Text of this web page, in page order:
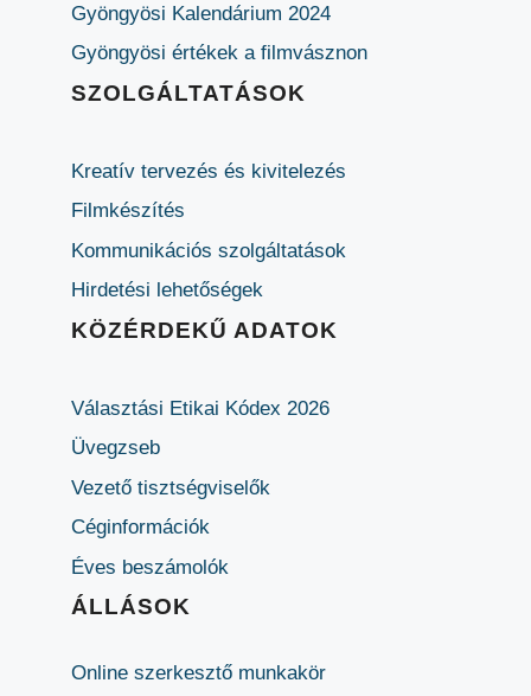
Gyöngyösi Kalendárium 2024
Gyöngyösi értékek a filmvásznon
SZOLGÁLTATÁSOK
Kreatív tervezés és kivitelezés
Filmkészítés
Kommunikációs szolgáltatások
Hirdetési lehetőségek
KÖZÉRDEKŰ ADATOK
Választási Etikai Kódex 2026
Üvegzseb
Vezető tisztségviselők
Céginformációk
Éves beszámolók
ÁLLÁSOK
Online szerkesztő munkakör